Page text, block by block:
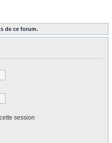
de ce forum.
session